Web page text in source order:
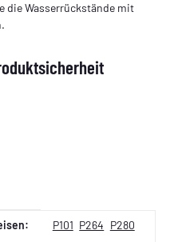
die Wasserrückstände mit
P101 P264 P280